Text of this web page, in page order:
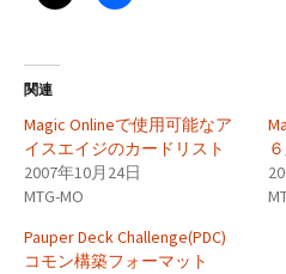
関連
Magic Onlineで使用可能なア
イスエイジのカードリスト
2007年10月24日
MTG-MO
Pauper Deck Challenge(PDC)
コモン構築フォーマット